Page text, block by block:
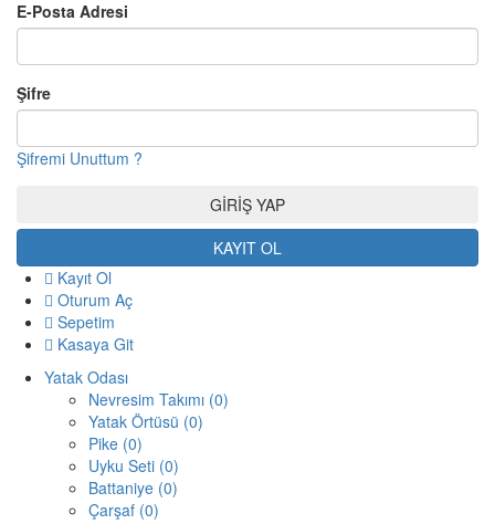
E-Posta Adresi
Şifre
Şifremi Unuttum ?
KAYIT OL
Kayıt Ol
Oturum Aç
Sepetim
Kasaya Git
Yatak Odası
Nevresim Takımı (0)
Yatak Örtüsü (0)
Pike (0)
Uyku Seti (0)
Battaniye (0)
Çarşaf (0)